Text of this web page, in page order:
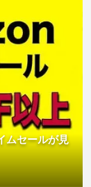
ムセールが見